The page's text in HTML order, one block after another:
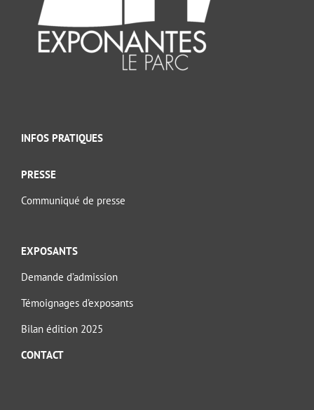
INFOS PRATIQUES
PRESSE
Communiqué de presse
EXPOSANTS
Demande d’admission
Témoignages d’exposants
Bilan édition 2025
CONTACT